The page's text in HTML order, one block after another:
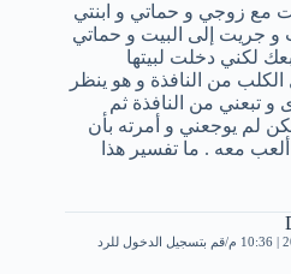
مع زوجي و حماتي و ابنتي
جريت إلى البيت و حماتي
لكني دخلت لبيتها
من النافذة و هو ينظر
تبعني من النافذة ثم
يوجعني و أمرته بأن
معه . ما تفسير هذا
قم بتسجيل الدخول للرد